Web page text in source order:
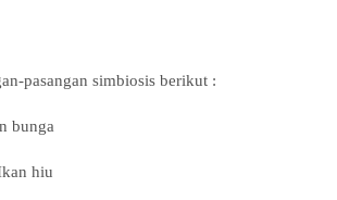
pasangan simbiosis berikut :
bunga
hiu